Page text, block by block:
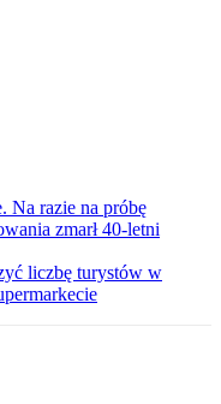
Na razie na próbę
zmarł 40-letni
liczbę turystów w